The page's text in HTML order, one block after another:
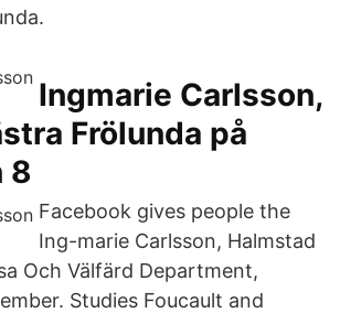
Ingmarie Carlsson,
Frölunda på
8
Facebook gives people the
Ing-marie Carlsson, Halmstad
Och Välfärd Department,
Studies Foucault and